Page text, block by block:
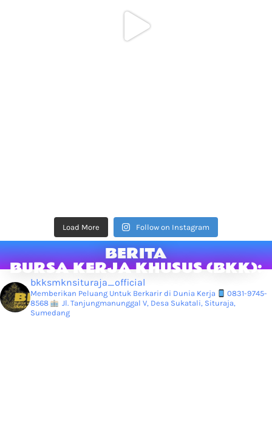
Load More Follow on Instagram
BERITA
BURSA KERJA KHUSUS (BKK):
bkksmknsituraja_official
Memberikan Peluang Untuk Berkarir di Dunia Kerja
0831-9745-
8568
Jl. Tanjungmanunggal V, Desa Sukatali, Situraja,
Sumedang